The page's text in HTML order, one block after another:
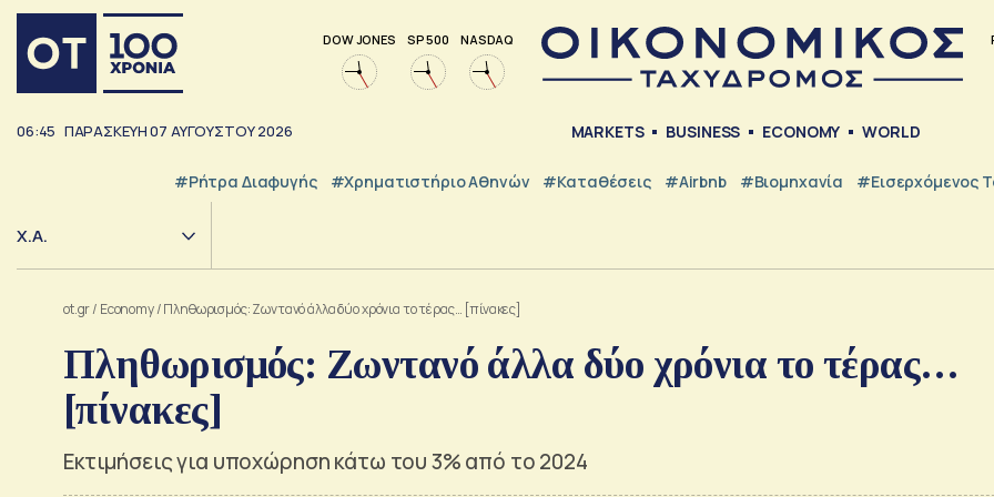
DOW JONES SP 500 NASDAQ
06:45 ΠΑΡΑΣΚΕΥΗ07 ΑΥΓΟΥΣΤΟΥ2026 MARKETS BUSINESS ECONOMY WORLD
#ρήτρα Διαφυγής #Χρηματιστήριο Αθηνών #Καταθέσεις #Airbnb #Βιομηχανία #εισερχόμενος
Χ.Α.
ot.gr/ Economy/Πληθωρισμός: Ζωντανό άλλα δύο χρόνια το τέρας… [πίνακες]
Πληθωρισμός: Ζωντανό άλλα δύο χρόνια το τέρας…
[πίνακες]
Εκτιμήσεις για υποχώρηση κάτω του 3% από το 2024